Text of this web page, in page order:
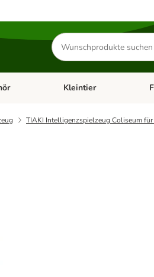
Produkte
suchen
Katzenfutter & ZubehörKategorie-Menü öffnen:
Kleintier
TIAKI Intelligenzspielzeug Coliseum für